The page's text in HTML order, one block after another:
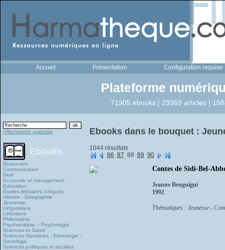
Accueil Présentation Configuration requise
Plateforme
71905 ebooks | 23369 articles |
>Recherche avancée
Ebooks
Beaux-arts
Communication
Droit
Economie et management
Education
Études littéraires, critiques
Histoire - Géographie
Jeunesse
Linguistique
Littérature
Philosophie
Psychanalyse – Psychologie
Sciences et Santé
Sciences Humaines - Ethnologie -
Sociologie
Sciences politiques et sociales
Ebooks dans le bouquet :
1044 résultats
86 87 88 89 90
Contes de Sidi-Bel-
Jeanne Benguigui
1992
Thématiques : Jeunesse -